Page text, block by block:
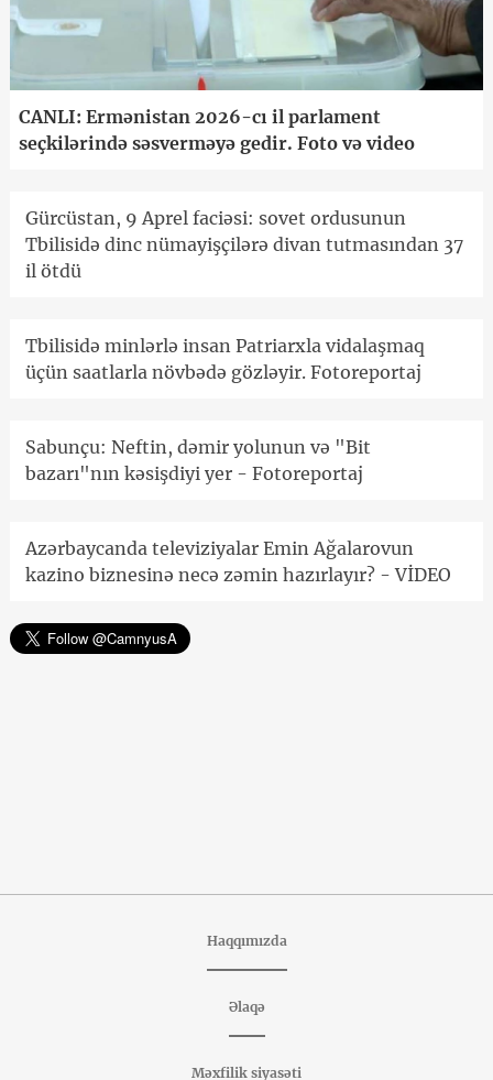
CANLI: Ermənistan 2026-cı il parlament
seçkilərində səsverməyə gedir. Foto və video
Gürcüstan, 9 Aprel faciəsi: sovet ordusunun
Tbilisidə dinc nümayişçilərə divan tutmasından 37
il ötdü
Tbilisidə minlərlə insan Patriarxla vidalaşmaq
üçün saatlarla növbədə gözləyir. Fotoreportaj
Sabunçu: Neftin, dəmir yolunun və "Bit
bazarı"nın kəsişdiyi yer - Fotoreportaj
Azərbaycanda televiziyalar Emin Ağalarovun
kazino biznesinə necə zəmin hazırlayır? - VİDEO
Haqqımızda
Əlaqə
Məxfilik siyasəti